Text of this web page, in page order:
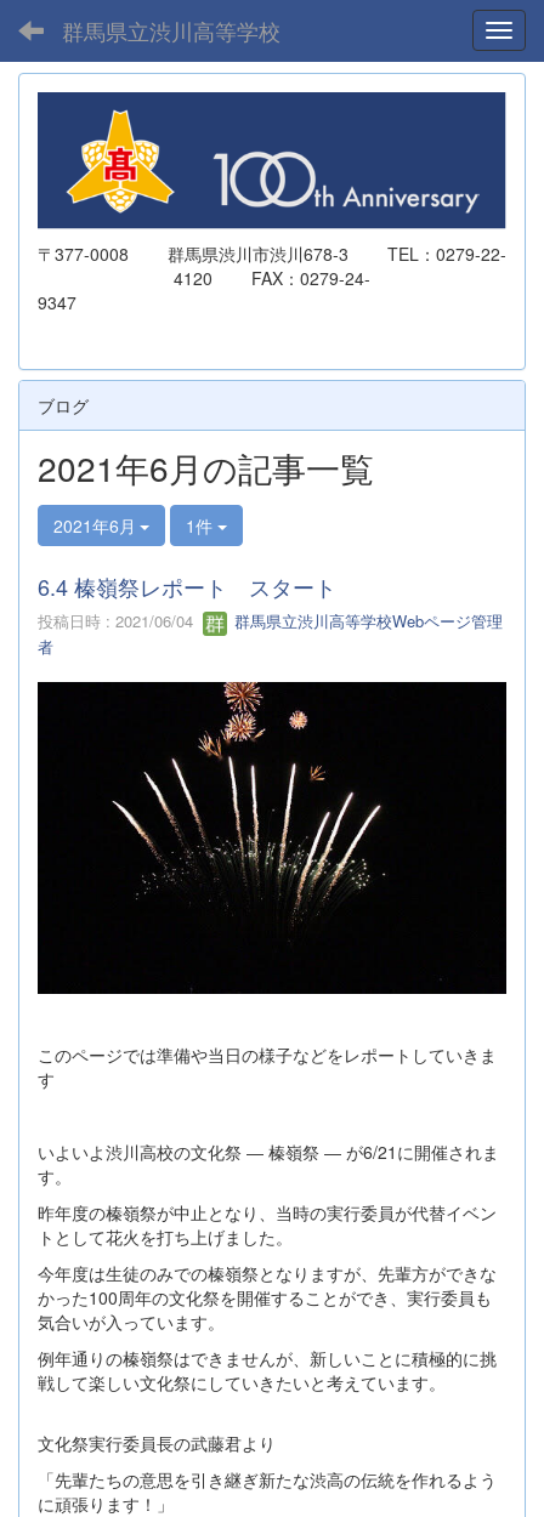
群馬県立渋川高等学校
〒377-0008 群馬県渋川市渋川678-3 TEL：0279-22-
4120 FAX：0279-24-
9347
ブログ
2021年6月の記事一覧
2021年6月 1件
6.4 榛嶺祭レポート スタート
投稿日時 : 2021/06/04
群馬県立渋川高等学校Webページ管理
者
このページでは準備や当日の様子などをレポートしていきま
す
いよいよ渋川高校の文化祭 ― 榛嶺祭 ― が6/21に開催されま
す。
昨年度の榛嶺祭が中止となり、当時の実行委員が代替イベン
トとして花火を打ち上げました。
今年度は生徒のみでの榛嶺祭となりますが、先輩方ができな
かった100周年の文化祭を開催することができ、実行委員も
気合いが入っています。
例年通りの榛嶺祭はできませんが、新しいことに積極的に挑
戦して楽しい文化祭にしていきたいと考えています。
文化祭実行委員長の武藤君より
「先輩たちの意思を引き継ぎ新たな渋高の伝統を作れるよう
に頑張ります！」